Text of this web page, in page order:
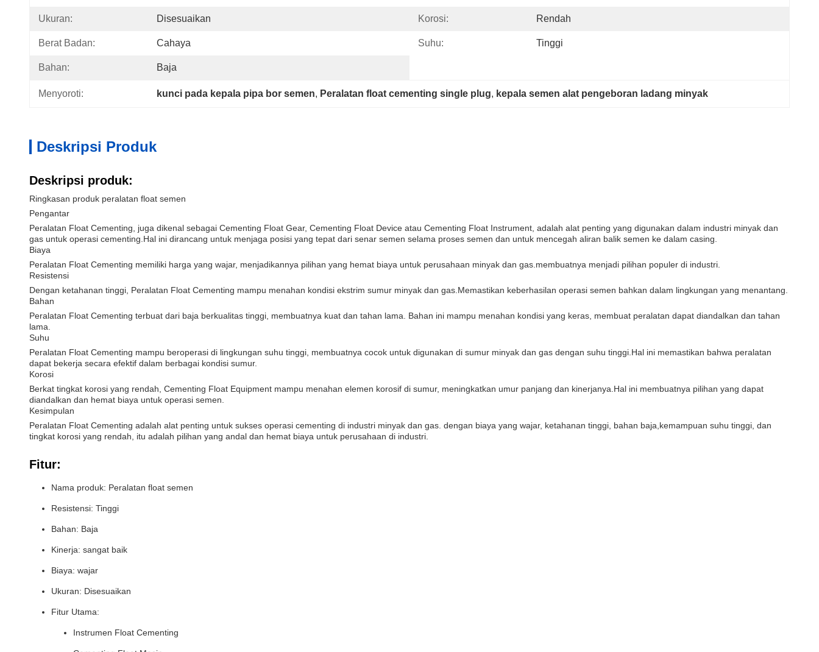
Ukuran: Disesuaikan Korosi: Rendah
Berat Badan: Cahaya Suhu: Tinggi
Bahan: Baja
Menyoroti: kunci pada kepala pipa bor semen, Peralatan float cementing single plug, kepala semen alat pengeboran ladang minyak
Deskripsi Produk
Deskripsi produk:
Ringkasan produk peralatan float semen
Pengantar
Peralatan Float Cementing, juga dikenal sebagai Cementing Float Gear, Cementing Float Device atau Cementing Float Instrument, adalah alat penting yang digunakan dalam industri minyak dan
gas untuk operasi cementing.Hal ini dirancang untuk menjaga posisi yang tepat dari senar semen selama proses semen dan untuk mencegah aliran balik semen ke dalam casing.
Biaya
Peralatan Float Cementing memiliki harga yang wajar, menjadikannya pilihan yang hemat biaya untuk perusahaan minyak dan gas.membuatnya menjadi pilihan populer di industri.
Resistensi
Dengan ketahanan tinggi, Peralatan Float Cementing mampu menahan kondisi ekstrim sumur minyak dan gas.Memastikan keberhasilan operasi semen bahkan dalam lingkungan yang menantang.
Bahan
Peralatan Float Cementing terbuat dari baja berkualitas tinggi, membuatnya kuat dan tahan lama. Bahan ini mampu menahan kondisi yang keras, membuat peralatan dapat diandalkan dan tahan
lama.
Suhu
Peralatan Float Cementing mampu beroperasi di lingkungan suhu tinggi, membuatnya cocok untuk digunakan di sumur minyak dan gas dengan suhu tinggi.Hal ini memastikan bahwa peralatan
dapat bekerja secara efektif dalam berbagai kondisi sumur.
Korosi
Berkat tingkat korosi yang rendah, Cementing Float Equipment mampu menahan elemen korosif di sumur, meningkatkan umur panjang dan kinerjanya.Hal ini membuatnya pilihan yang dapat
diandalkan dan hemat biaya untuk operasi semen.
Kesimpulan
Peralatan Float Cementing adalah alat penting untuk sukses operasi cementing di industri minyak dan gas. dengan biaya yang wajar, ketahanan tinggi, bahan baja,kemampuan suhu tinggi, dan
tingkat korosi yang rendah, itu adalah pilihan yang andal dan hemat biaya untuk perusahaan di industri.
Fitur:
Nama produk: Peralatan float semen
Resistensi: Tinggi
Bahan: Baja
Kinerja: sangat baik
Biaya: wajar
Ukuran: Disesuaikan
Fitur Utama:
Instrumen Float Cementing